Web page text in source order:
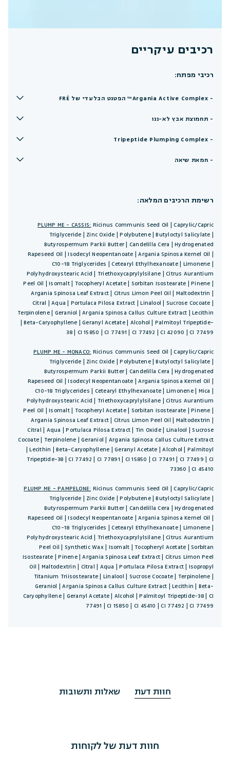
רכיבים עיקריים
רכיבי מפתח:
- Argania Active Complex™ הפטנט הבלעדי של FRÉ
- תחמוצת אבץ לא-ננו
- Tripeptide Plumping Complex
- חמאת שיאה
רשימת הרכיבים המלאה:
PLUMP ME - CASSIS: Ricinus Communis Seed Oil | Caprylic/Capric
Triglyceride | Zinc Oxide | Polybutene | Butyloctyl Salicylate |
Butyrospermum Parkii Butter | Candelilla Cera | Hydrogenated
Rapeseed Oil | Isodecyl Neopentanoate | Argania Spinosa Kernel Oil |
C10-18 Triglycerides | Cetearyl Ethylhexanoate | Limonene |
Polyhydroxystearic Acid | Triethoxycaprylylsilane | Citrus Aurantium
Peel Oil | Isomalt | Tocopheryl Acetate | Sorbitan Isostearate | Pinene |
Argania Spinosa Leaf Extract | Citrus Limon Peel Oil | Maltodextrin |
Citral | Aqua | Portulaca Pilosa Extract | Linalool | Sucrose Cocoate |
Terpinolene | Geraniol | Argania Spinosa Callus Culture Extract | Lecithin
| Beta-Caryophyllene | Geranyl Acetate | Alcohol | Palmitoyl Tripeptide-
38 | CI 15850 | CI 77491 | CI 77492 | CI 42090 | CI 77499
PLUMP ME - MONACO: Ricinus Communis Seed Oil | Caprylic/Capric
Triglyceride | Zinc Oxide | Polybutene | Butyloctyl Salicylate |
Butyrospermum Parkii Butter | Candelilla Cera | Hydrogenated
Rapeseed Oil | Isodecyl Neopentanoate | Argania Spinosa Kernel Oil |
C10-18 Triglycerides | Cetearyl Ethylhexanoate | Limonene | Mica |
Polyhydroxystearic Acid | Triethoxycaprylylsilane | Citrus Aurantium
Peel Oil | Isomalt | Tocopheryl Acetate | Sorbitan Isostearate | Pinene |
Argania Spinosa Leaf Extract | Citrus Limon Peel Oil | Maltodextrin |
Citral | Aqua | Portulaca Pilosa Extract | Tin Oxide | Linalool | Sucrose
Cocoate | Terpinolene | Geraniol | Argania Spinosa Callus Culture Extract
| Lecithin | Beta-Caryophyllene | Geranyl Acetate | Alcohol | Palmitoyl
Tripeptide-38 | CI 77492 | CI 77891 | CI 15850 | CI 77491 | CI 77499 | CI
73360 | CI 45410
PLUMP ME - PAMPELONE: Ricinus Communis Seed Oil | Caprylic/Capric
Triglyceride | Zinc Oxide | Polybutene | Butyloctyl Salicylate |
Butyrospermum Parkii Butter | Candelilla Cera | Hydrogenated
Rapeseed Oil | Isodecyl Neopentanoate | Argania Spinosa Kernel Oil |
C10-18 Triglycerides | Cetearyl Ethylhexanoate | Limonene |
Polyhydroxystearic Acid | Triethoxycaprylylsilane | Citrus Aurantium
Peel Oil | Synthetic Wax | Isomalt | Tocopheryl Acetate | Sorbitan
Isostearate | Pinene | Argania Spinosa Leaf Extract | Citrus Limon Peel
Oil | Maltodextrin | Citral | Aqua | Portulaca Pilosa Extract | Isopropyl
Titanium Triisostearate | Linalool | Sucrose Cocoate | Terpinolene |
Geraniol | Argania Spinosa Callus Culture Extract | Lecithin | Beta-
Caryophyllene | Geranyl Acetate | Alcohol | Palmitoyl Tripeptide-38 | CI
77491 | CI 15850 | CI 45410 | CI 77492 | CI 77499
חוות דעת שאלות ותשובות
חוות דעת של לקוחות